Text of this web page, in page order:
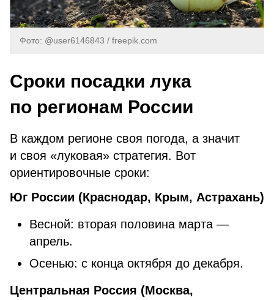
Фото: @user6146843 / freepik.com
Сроки посадки лука
по регионам России
В каждом регионе своя погода, а значит
и своя «луковая» стратегия. Вот
ориентировочные сроки:
Юг России (Краснодар, Крым, Астрахань)
Весной: вторая половина марта —
апрель.
Осенью: с конца октября до декабря.
Центральная Россия (Москва,